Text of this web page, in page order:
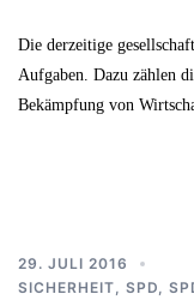
Die derzeitige
Aufgaben. Dazu zählen
Bekämpfung von
29. JULI 2016
SICHERHEIT
SPD